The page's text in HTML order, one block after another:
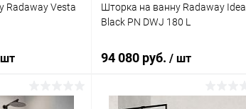
Radaway Vesta
Шторка на ванну Radaway Idea
Black PN DWJ 180 L
94 080 руб. / шт